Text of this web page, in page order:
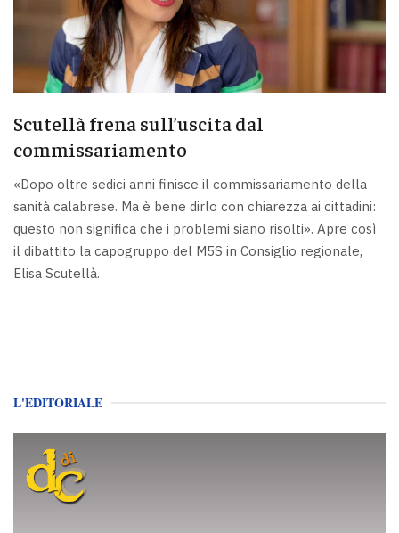
Scutellà frena sull’uscita dal
commissariamento
«Dopo oltre sedici anni finisce il commissariamento della
sanità calabrese. Ma è bene dirlo con chiarezza ai cittadini:
questo non significa che i problemi siano risolti». Apre così
il dibattito la capogruppo del M5S in Consiglio regionale,
Elisa Scutellà.
L'EDITORIALE